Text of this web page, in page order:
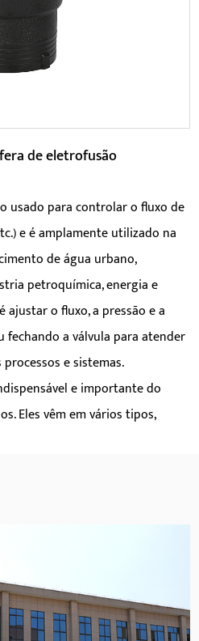
MAIS
de eletrofusão
usado para controlar o fluxo de
e é amplamente utilizado na
de água urbano,
petroquímica, energia e
ajustar o fluxo, a pressão e a
a válvula para atender
e sistemas.
e importante do
Eles vêm em vários tipos,
e vantagens
as válvulas de esfera têm
as válvulas borboleta são
fluxo, as válvulas macho
e as válvulas de segurança